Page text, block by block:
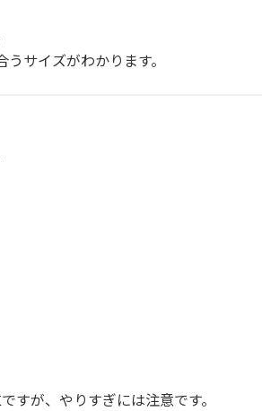
サイズがわかります。
すが、やりすぎには注意です。